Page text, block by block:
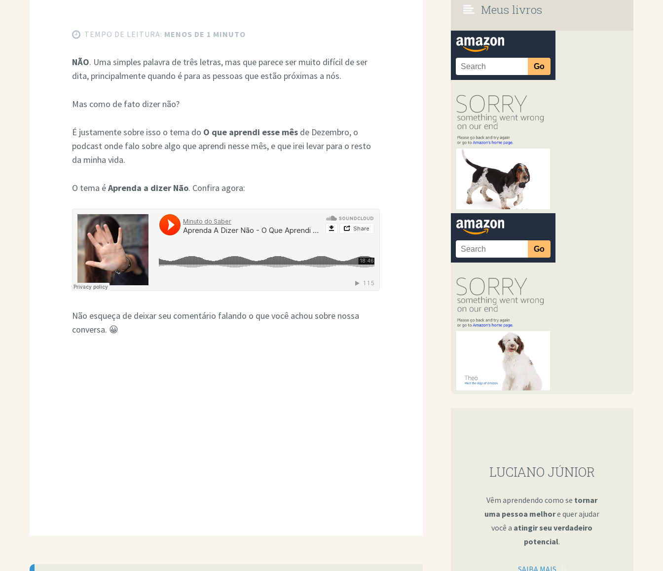
TEMPO DE LEITURA: MENOS DE 1 MINUTO
NÃO. Uma simples palavra de três letras, mas que parece ser muito difícil de ser
dita, principalmente quando é para as pessoas que estão próximas a nós.
Mas como de fato dizer não?
É justamente sobre isso o tema do O que aprendi esse mês de Dezembro, o
podcast onde falo sobre algo que aprendi nesse mês, e que irei levar para o resto
da minha vida.
O tema éAprenda a dizer Não. Confira agora:
Não esqueça de deixar seu comentário falando o que você achou sobre nossa
conversa. 😀
Meus livros
LUCIANO JÚNIOR
Vêm aprendendo como se tornar
uma pessoa melhore quer ajudar
você a atingir seu verdadeiro
potencial.